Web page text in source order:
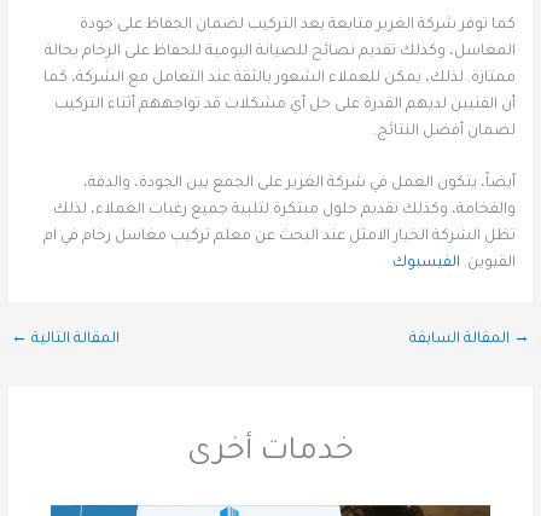
كما توفر شركة الغرير متابعة بعد التركيب لضمان الحفاظ على جودة
المغاسل، وكذلك تقديم نصائح للصيانة اليومية للحفاظ على الرخام بحالة
ممتازة. لذلك، يمكن للعملاء الشعور بالثقة عند التعامل مع الشركة، كما
أن الفنيين لديهم القدرة على حل أي مشكلات قد تواجههم أثناء التركيب
لضمان أفضل النتائج.
أيضاً، يتكون العمل في شركة الغرير على الجمع بين الجودة، والدقة،
والفخامة، وكذلك تقديم حلول مبتكرة لتلبية جميع رغبات العملاء، لذلك
تظل الشركة الخيار الامثل عند البحث عن معلم تركيب مغاسل رخام في ام
القيوين. الفيسبوك
→ المقالة السابقة المقالة التالية ←
خدمات أخرى